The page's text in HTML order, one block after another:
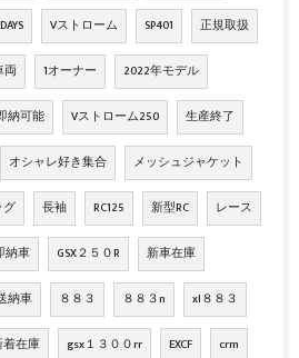
Vストローム SP401 正規取扱
両 1オーナー 2022年モデル
納可能 Vストローム250 生産終了
オシャレ好き集合 メッシュジャケット
グ 長袖 RC125 新型RC レース
納車 GSX２５０R 新車在庫
納車 ８８３ ８８３n xl８８３
着在庫 gsx１３００rr EXCF crm